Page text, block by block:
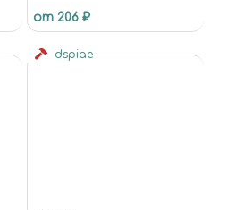
от 206 ₽
dspiae